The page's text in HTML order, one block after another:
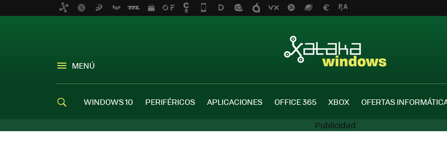
MENÚ
WINDOWS 10 PERIFÉRICOS APLICACIONES OFFICE 365 XBOX OFERTAS